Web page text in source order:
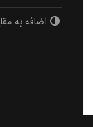
اضافه به